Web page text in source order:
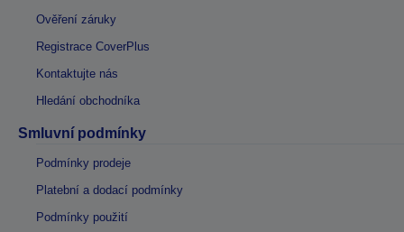
Ověření záruky
Registrace CoverPlus
Kontaktujte nás
Hledání obchodníka
Smluvní podmínky
Podmínky prodeje
Platební a dodací podmínky
Podmínky použití